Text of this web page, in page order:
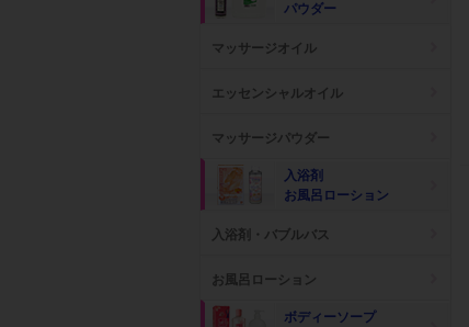
パウダー
マッサージオイル
エッセンシャルオイル
マッサージパウダー
入浴剤
お風呂ローション
入浴剤・バブルバス
お風呂ローション
ボディーソープ